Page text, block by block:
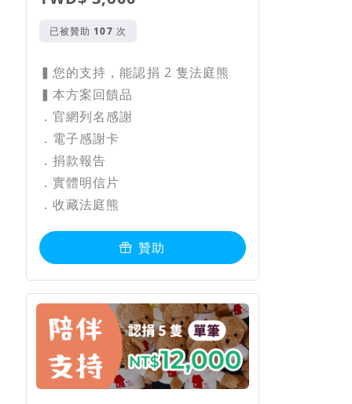
已被贊助 次
▍您的支持，能認捐 2 隻法庭熊
▍本方案回饋品
．官網列名感謝
．電子感謝卡
．捐款報告
．實體明信片
．收藏法庭熊
贊助